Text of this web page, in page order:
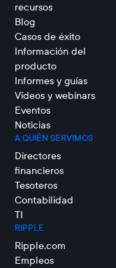
recursos
Blog
Casos de éxito
Información del
producto
Informes y guías
Videos y webinars
Eventos
Noticias
A QUIÉN SERVIMOS
Directores
financieros
Tesoteros
Contabilidad
TI
RIPPLE
Ripple.com
Empleos